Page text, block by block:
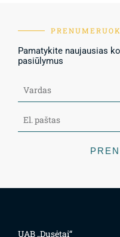
Pamatykite naujausias
pasiūlymus
UAB „Dusėtai“